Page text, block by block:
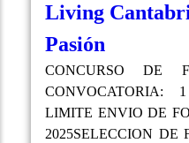
Living
Pasión
CONCURSO DE
CONVOCATORIA:
LIMITE ENVIO DE
2025SELECCION DE